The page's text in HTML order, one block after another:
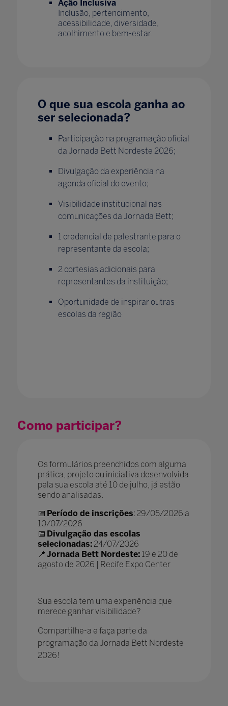
Ação Inclusiva
Inclusão, pertencimento,
acessibilidade, diversidade,
acolhimento e bem-estar.
O que sua escola ganha ao
ser selecionada?
Participação na programação oficial
da Jornada Bett Nordeste 2026;
Divulgação da experiência na
agenda oficial do evento;
Visibilidade institucional nas
comunicações da Jornada Bett;
1 credencial de palestrante para o
representante da escola;
2 cortesias adicionais para
representantes da instituição;
Oportunidade de inspirar outras
escolas da região
Como participar?
Os formulários preenchidos com alguma
prática, projeto ou iniciativa desenvolvida
pela sua escola até 10 de julho, já estão
sendo analisadas.
📅 Período de inscrições: 29/05/2026 a
10/07/2026
📅 Divulgação das escolas
selecionadas: 24/07/2026
📍 Jornada Bett Nordeste: 19 e 20 de
agosto de 2026 | Recife Expo Center
Sua escola tem uma experiência que
merece ganhar visibilidade?
Compartilhe-a e faça parte da
programação da Jornada Bett Nordeste
2026!